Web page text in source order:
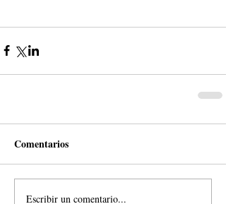
Comentarios
Escribir un comentario...